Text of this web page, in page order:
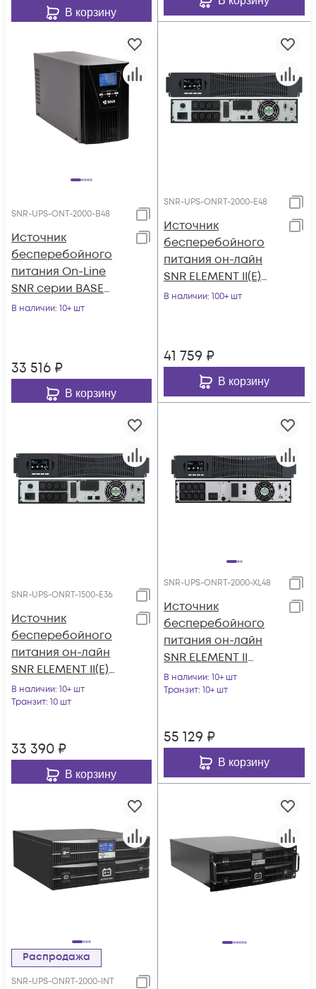
В корзину
SNR-UPS-ONT-2000-B48
Источник
бесперебойного
питания On-Line
SNR серии BASE
2кВА/1.8кВт, 48VDC
В наличии: 10+ шт
33 516 ₽
В корзину
SNR-UPS-ONRT-2000-E48
Источник
бесперебойного
питания он-лайн
SNR ELEMENT II(E)
2000ВА/1800Вт, 1ф:1ф
В наличии: 100+ шт
41 759 ₽
В корзину
SNR-UPS-ONRT-1500-E36
Источник
бесперебойного
питания он-лайн
SNR ELEMENT II(E)
1500ВА/1350Вт, 1ф:1ф
(208-240В), 36В (DC)
В наличии: 10+ шт
Транзит: 10 шт
33 390 ₽
В корзину
SNR-UPS-ONRT-2000-XL48
Источник
бесперебойного
питания он-лайн
SNR ELEMENT II
2000ВА/2000Вт (PF-
1.0), 1ф:1ф (220-240В),
В наличии: 10+ шт
Транзит: 10+ шт
55 129 ₽
В корзину
Распродажа
SNR-UPS-ONRT-2000-INT